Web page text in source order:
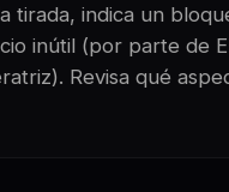
tirada, indica un
inútil (por parte de
Revisa qué